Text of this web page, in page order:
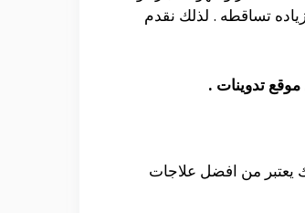
تساقطه . لذلك نقدم
تدوينات .
يعتبر من افضل علاجات